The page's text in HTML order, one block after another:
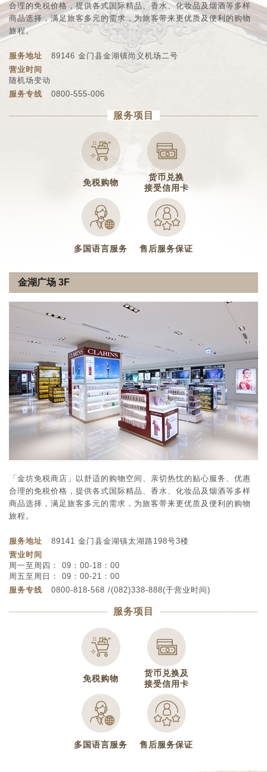
合理的免税价格，提供各式国际精品、香水、化妆品及烟酒等多样
商品选择，满足旅客多元的需求，为旅客带来更优质及便利的购物
旅程。
服务地址
89146 金门县金湖镇尚义机场二号
营业时间
随机场变动
服务专线
0800-555-006
服务项目
免税购物
货币兑换
接受信用卡
多国语言服务 售后服务保证
金湖广场 3F
「金坊免税商店」以舒适的购物空间、亲切热忱的贴心服务、优惠
合理的免税价格，提供各式国际精品、香水、化妆品及烟酒等多样
商品选择，满足旅客多元的需求，为旅客带来更优质及便利的购物
旅程。
服务地址
89141 金门县金湖镇太湖路198号3楼
营业时间
周一至周四： 09：00-18：00
周五至周日： 09：00-21：00
服务专线
0800-818-568 /(082)338-888(于营业时间)
服务项目
免税购物
货币兑换及
接受信用卡
多国语言服务 售后服务保证